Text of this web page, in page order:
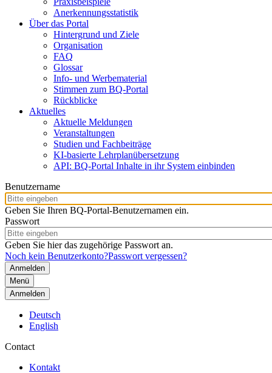
Anerkennungsstatistik
Über das Portal
Hintergrund und Ziele
Organisation
FAQ
Glossar
Info- und Werbematerial
Stimmen zum BQ-Portal
Rückblicke
Aktuelles
Aktuelle Meldungen
Veranstaltungen
Studien und Fachbeiträge
KI-basierte Lehrplanübersetzung
API: BQ-Portal Inhalte in ihr System einbinden
Benutzername
Geben Sie Ihren BQ-Portal-Benutzernamen ein.
Passwort
Geben Sie hier das zugehörige Passwort an.
Noch kein Benutzerkonto?Passwort vergessen?
Menü
Anmelden
Deutsch
English
Contact
Kontakt